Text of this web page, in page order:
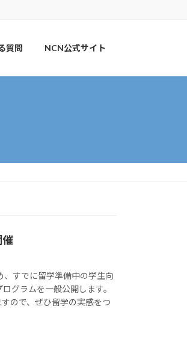
質問 NCN公式サイト
催
すでに留学準備中の学生向
グラムを一般公開します。
ので、ぜひ留学の実感をつ